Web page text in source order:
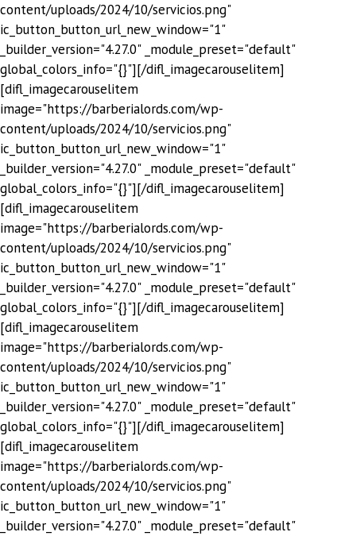
content/uploads/2024/10/servicios.png"
ic_button_button_url_new_window="1"
_builder_version="4.27.0" _module_preset="default"
global_colors_info="{}"][/difl_imagecarouselitem]
[difl_imagecarouselitem
image="https://barberialords.com/wp-
content/uploads/2024/10/servicios.png"
ic_button_button_url_new_window="1"
_builder_version="4.27.0" _module_preset="default"
global_colors_info="{}"][/difl_imagecarouselitem]
[difl_imagecarouselitem
image="https://barberialords.com/wp-
content/uploads/2024/10/servicios.png"
ic_button_button_url_new_window="1"
_builder_version="4.27.0" _module_preset="default"
global_colors_info="{}"][/difl_imagecarouselitem]
[difl_imagecarouselitem
image="https://barberialords.com/wp-
content/uploads/2024/10/servicios.png"
ic_button_button_url_new_window="1"
_builder_version="4.27.0" _module_preset="default"
global_colors_info="{}"][/difl_imagecarouselitem]
[difl_imagecarouselitem
image="https://barberialords.com/wp-
content/uploads/2024/10/servicios.png"
ic_button_button_url_new_window="1"
_builder_version="4.27.0" _module_preset="default"